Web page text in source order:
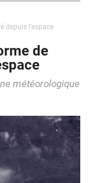
depuis l’espace
de
météorologique